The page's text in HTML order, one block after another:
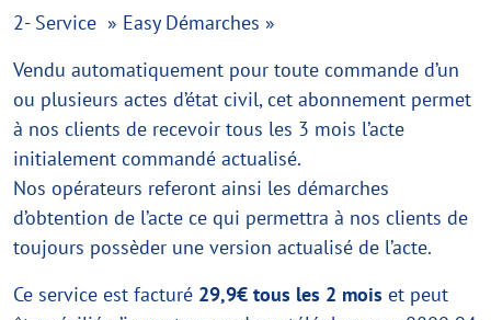
2- Service » Easy Démarches »
Vendu automatiquement pour toute commande d’un
ou plusieurs actes d’état civil, cet abonnement permet
à nos clients de recevoir tous les 3 mois l’acte
initialement commandé actualisé.
Nos opérateurs referont ainsi les démarches
d’obtention de l’acte ce qui permettra à nos clients de
toujours possèder une version actualisé de l’acte.
Ce service est facturé 29,9€ tous les 2 mois et peut